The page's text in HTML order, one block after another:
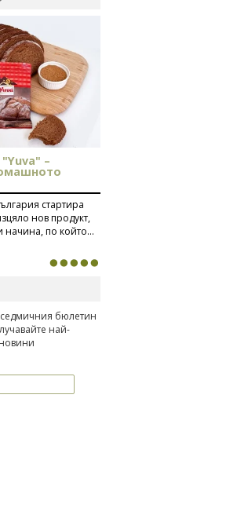
рецептата
зеленчуци
–
стартира
нов продукт,
по който...
бюлетин
най-